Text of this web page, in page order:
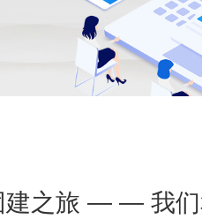
建之旅 — — 我们